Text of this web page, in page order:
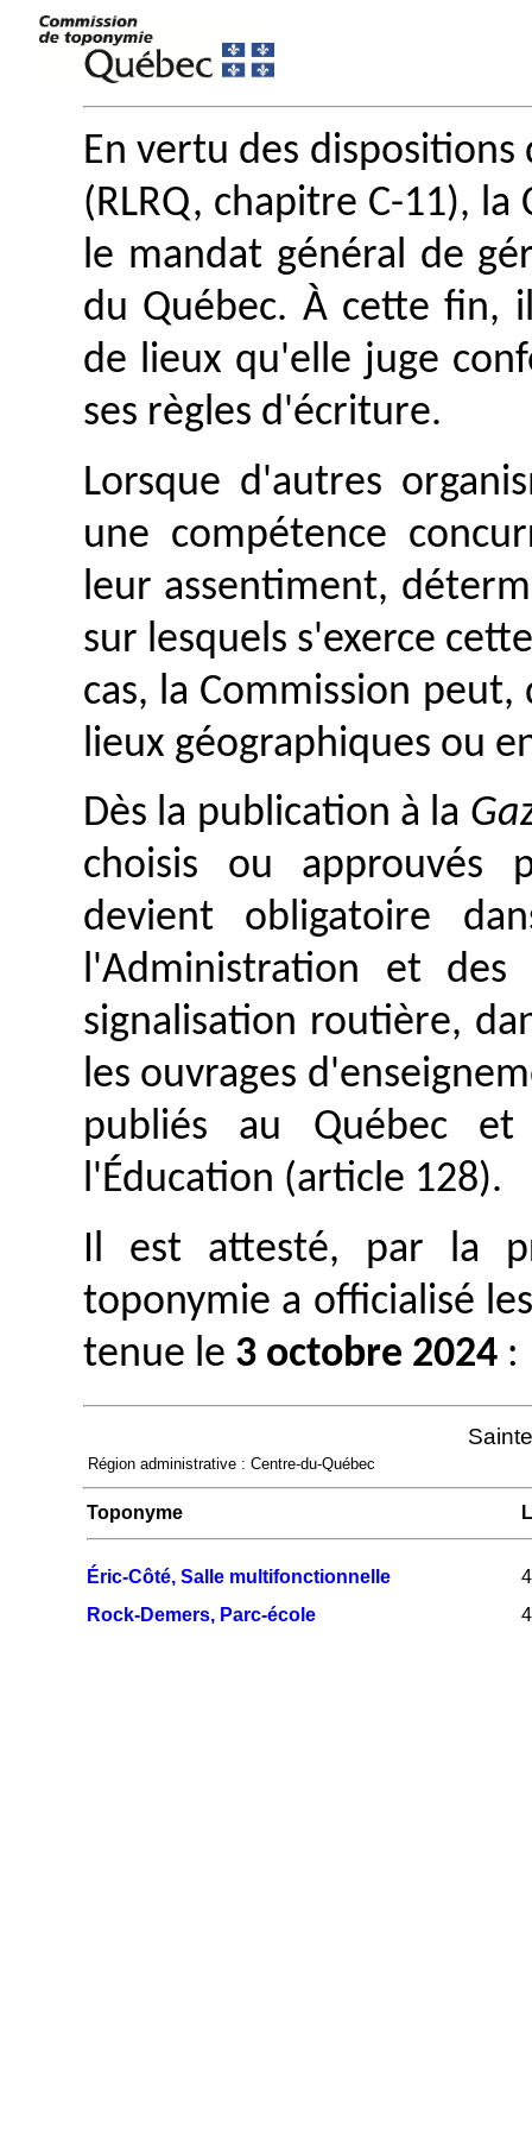
En vertu des dispositions
(RLRQ, chapitre C-11),
le mandat général de
du Québec. À cette fin,
de lieux qu'elle juge
ses règles d'écriture.
Lorsque d'autres
une compétence
leur assentiment,
sur lesquels s'exerce
cas, la Commission
lieux géographiques ou
Dès la publication à la
choisis ou approuvés
devient obligatoire
l'Administration et des
signalisation routière,
les ouvrages
publiés au Québec
l'Éducation (article 128).
Il est attesté, par la
toponymie a officialisé
tenue le 3 octobre 2024 :
Région administrative : Centre-du-Québec
Toponyme
Éric-Côté, Salle multifonctionnelle
Rock-Demers, Parc-école